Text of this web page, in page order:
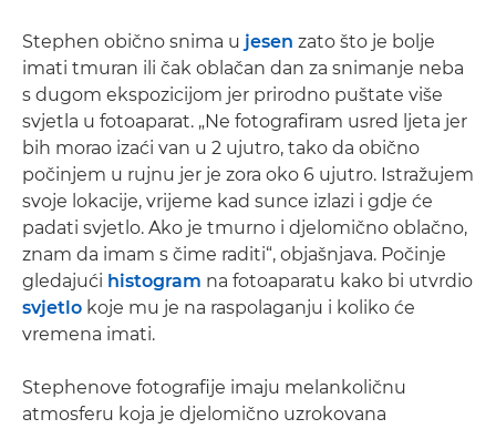
Stephen obično snima u jesen zato što je bolje
imati tmuran ili čak oblačan dan za snimanje neba
s dugom ekspozicijom jer prirodno puštate više
svjetla u fotoaparat. „Ne fotografiram usred ljeta jer
bih morao izaći van u 2 ujutro, tako da obično
počinjem u rujnu jer je zora oko 6 ujutro. Istražujem
svoje lokacije, vrijeme kad sunce izlazi i gdje će
padati svjetlo. Ako je tmurno i djelomično oblačno,
znam da imam s čime raditi“, objašnjava. Počinje
gledajući histogram na fotoaparatu kako bi utvrdio
svjetlo koje mu je na raspolaganju i koliko će
vremena imati.
Stephenove fotografije imaju melankoličnu
atmosferu koja je djelomično uzrokovana